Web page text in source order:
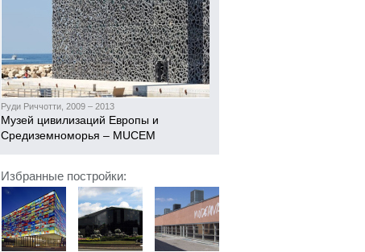
Руди Риччотти, 2009 – 2013
Музей цивилизаций Европы и
Средиземноморья – MUCEM
Избранные постройки: